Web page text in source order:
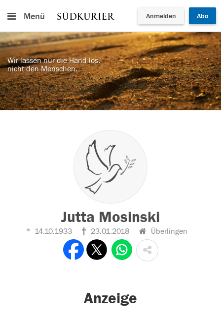
Menü Anmelden Abo
Wir lassen nur die Hand los,
nicht den Menschen.
Jutta Mosinski
14.10.1933 23.01.2018 Überlingen
Anzeige